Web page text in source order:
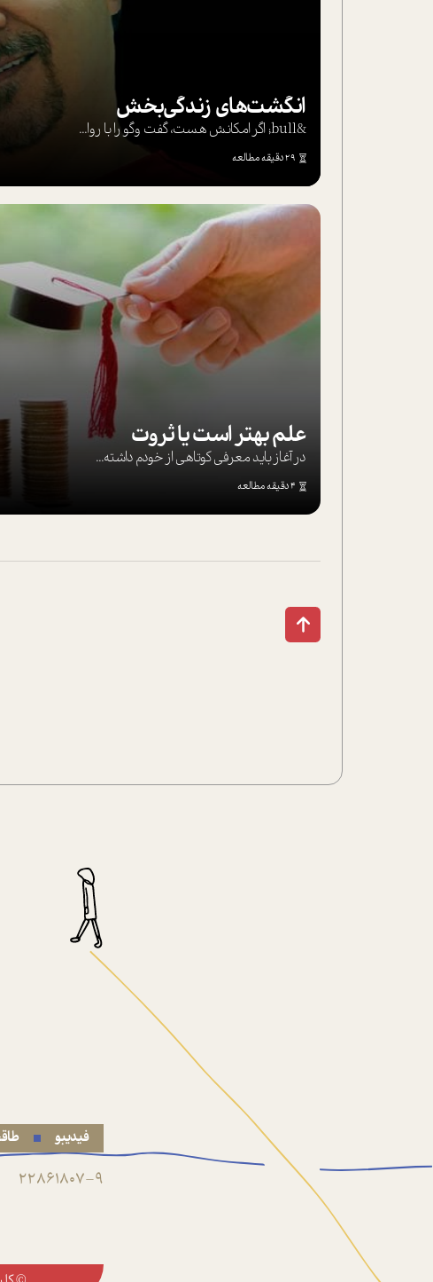
انگشت‌های‌ زندگی‌بخش
&bull; اگر امکانش هست، گفت وگو را با روا...
29 دقیقه مطالعه
علم بهتر است یا ثروت
در آغاز باید معرفی کوتاهی از خودم داشته...
4 دقیقه مطالعه
فیدیبو
22861807-9